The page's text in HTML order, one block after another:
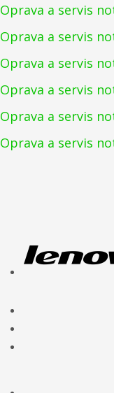
Oprava a servis
Oprava a servis
Oprava a servis
Oprava a servis
Oprava a servis
Oprava a servis